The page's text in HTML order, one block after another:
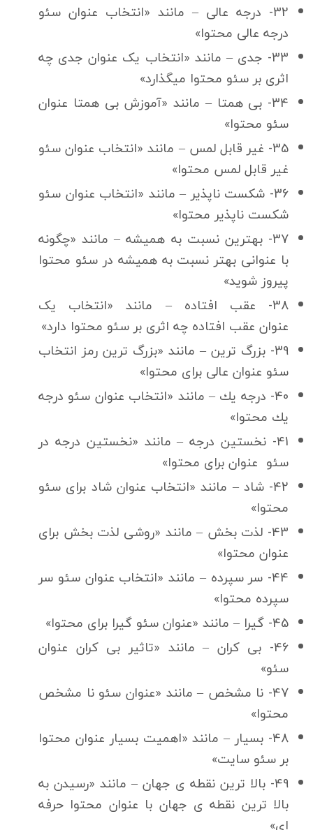
32- درجه عالی – مانند «انتخاب عنوان سئو
درجه عالی محتوا»
33- جدی – مانند «انتخاب یک عنوان جدی چه
اثری بر سئو محتوا میگذارد»
34- بی همتا – مانند «آموزش بی همتا عنوان
سئو محتوا»
35- غیر قابل لمس – مانند «انتخاب عنوان سئو
غیر قابل لمس محتوا»
36- شكست ناپذیر – مانند «انتخاب عنوان سئو
شكست ناپذیر محتوا»
37- بهترین نسبت به همیشه – مانند «چگونه
با عنوانی بهتر نسبت به همیشه در سئو محتوا
پیروز شوید»
38- عقب افتاده – مانند «انتخاب یک
عنوان عقب افتاده چه اثری بر سئو محتوا دارد»
39- بزرگ ترین – مانند «بزرگ ترین رمز انتخاب
سئو عنوان عالی برای محتوا»
40- درجه یك – مانند «انتخاب عنوان سئو درجه
یك محتوا»
41- نخستین درجه – مانند «نخستین درجه در
سئو عنوان برای محتوا»
42- شاد – مانند «انتخاب عنوان شاد برای سئو
محتوا»
43- لذت بخش – مانند «روشی لذت بخش برای
عنوان محتوا»
44- سر سپرده – مانند «انتخاب عنوان سئو سر
سپرده محتوا»
45- گیرا – مانند «عنوان سئو گیرا برای محتوا»
46- بی كران – مانند «تاثیر بی كران عنوان
سئو»
47- نا مشخص – مانند «عنوان سئو نا مشخص
محتوا»
48- بسیار – مانند «اهمیت بسیار عنوان محتوا
بر سئو سایت»
49- بالا ترین نقطه ی جهان – مانند «رسیدن به
بالا ترین نقطه ی جهان با عنوان محتوا حرفه
ای»